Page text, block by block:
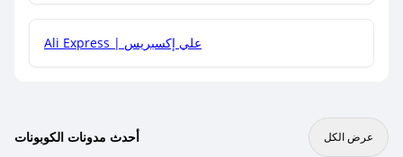
Ali Express | علي إكسبريس
أحدث مدونات الكوبونات عرض الكل